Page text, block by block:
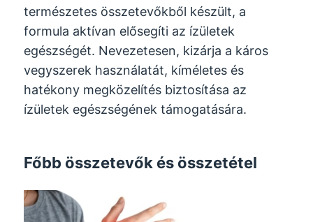
természetes összetevőkből készült, a
formula aktívan elősegíti az ízületek
egészségét. Nevezetesen, kizárja a káros
vegyszerek használatát, kíméletes és
hatékony megközelítés biztosítása az
ízületek egészségének támogatására.
Főbb összetevők és összetétel